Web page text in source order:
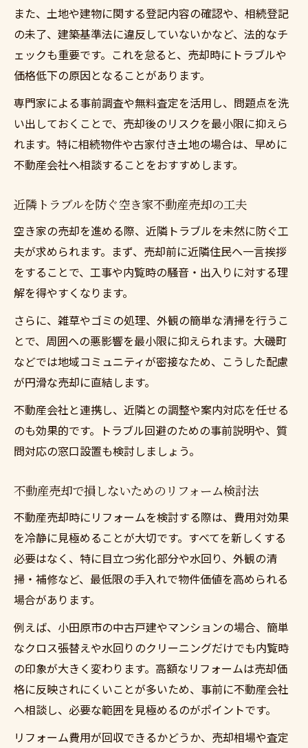
また、土地や建物に関する登記内容の確認や、相続登記
の未了、建築基準法に違反していないかなど、法的なチ
ェックも重要です。これを怠ると、売却時にトラブルや
価格低下の原因となることがあります。
専門家による事前調査や無料査定を活用し、問題点を洗
い出しておくことで、売却後のリスクを最小限に抑えら
れます。特に相続物件や古家付き土地の場合は、早めに
不動産会社へ相談することをおすすめします。
近隣トラブルを防ぐ空き家不動産売却の工夫
空き家の売却を進める際、近隣トラブルを未然に防ぐ工
夫が求められます。まず、売却前に近隣住民へ一言挨拶
をすることで、工事や内覧時の騒音・出入りに対する理
解を得やすくなります。
さらに、雑草やゴミの処理、外観の簡単な清掃を行うこ
とで、周囲への悪影響を最小限に抑えられます。大磯町
などでは地域コミュニティが密接なため、こうした配慮
が円滑な売却に直結します。
不動産会社と連携し、近隣との調整や案内対応を任せる
のも効果的です。トラブル回避のための事前説明や、質
問対応の窓口設置も検討しましょう。
不動産売却で損しないためのリフォーム検討法
不動産売却時にリフォームを検討する際は、費用対効果
を冷静に見極めることが大切です。すべてを新しくする
必要はなく、特に目立つ劣化部分や水回り、外観の清
掃・補修など、最低限の手入れで物件価値を高められる
場合があります。
例えば、小田原市の中古戸建やマンションの場合、簡単
なクロス張替えや水回りのクリーニングだけでも内覧時
の印象が大きく変わります。高額なリフォームは売却価
格に反映されにくいことが多いため、事前に不動産会社
へ相談し、必要な範囲を見極めるのがポイントです。
リフォーム費用が回収できるかどうか、売却相場や査定